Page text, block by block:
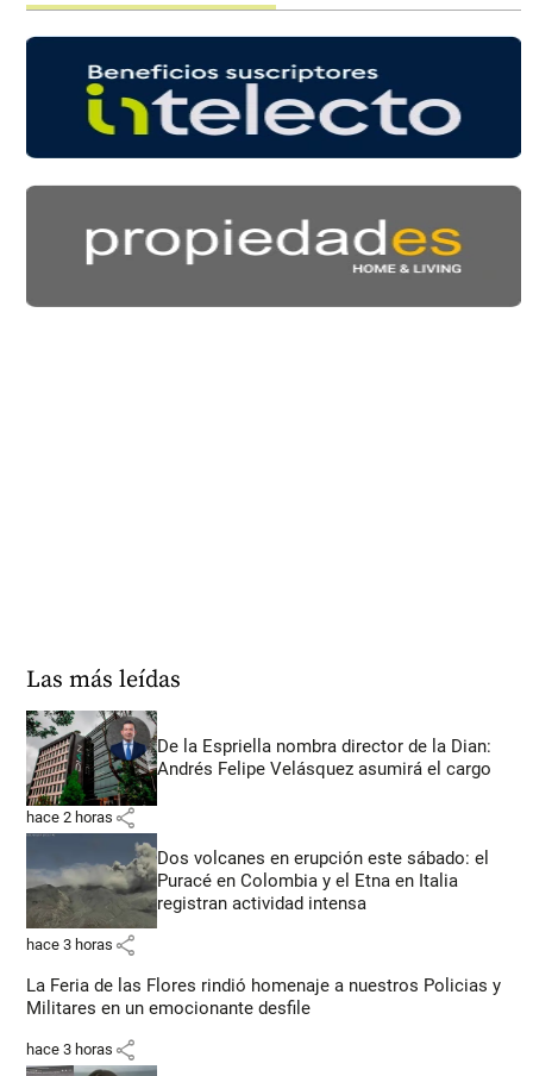
Las más leídas
De la Espriella nombra director de la Dian:
Andrés Felipe Velásquez asumirá el cargo
hace 2 horas share
Dos volcanes en erupción este sábado: el
Puracé en Colombia y el Etna en Italia
registran actividad intensa
hace 3 horas share
La Feria de las Flores rindió homenaje a nuestros Policias y
Militares en un emocionante desfile
hace 3 horas share